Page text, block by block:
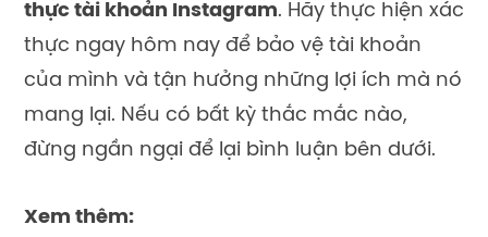
thực tài khoản Instagram. Hãy thực hiện xác
thực ngay hôm nay để bảo vệ tài khoản
của mình và tận hưởng những lợi ích mà nó
mang lại. Nếu có bất kỳ thắc mắc nào,
đừng ngần ngại để lại bình luận bên dưới.
Xem thêm: